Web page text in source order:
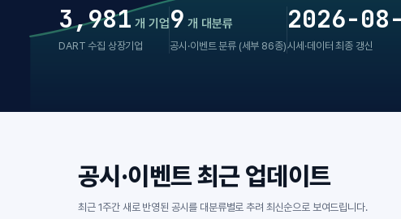
3,981 개 기업
DART 수집 상장기업
9 개 대분류
공시·이벤트 분류 (세부 86종)
2026-
시세·데이터 최종 갱신
공시·이벤트 최근 업데이트
최근 1주간 새로 반영된 공시를 대분류별로 추려 최신순으로 보여드립니다.